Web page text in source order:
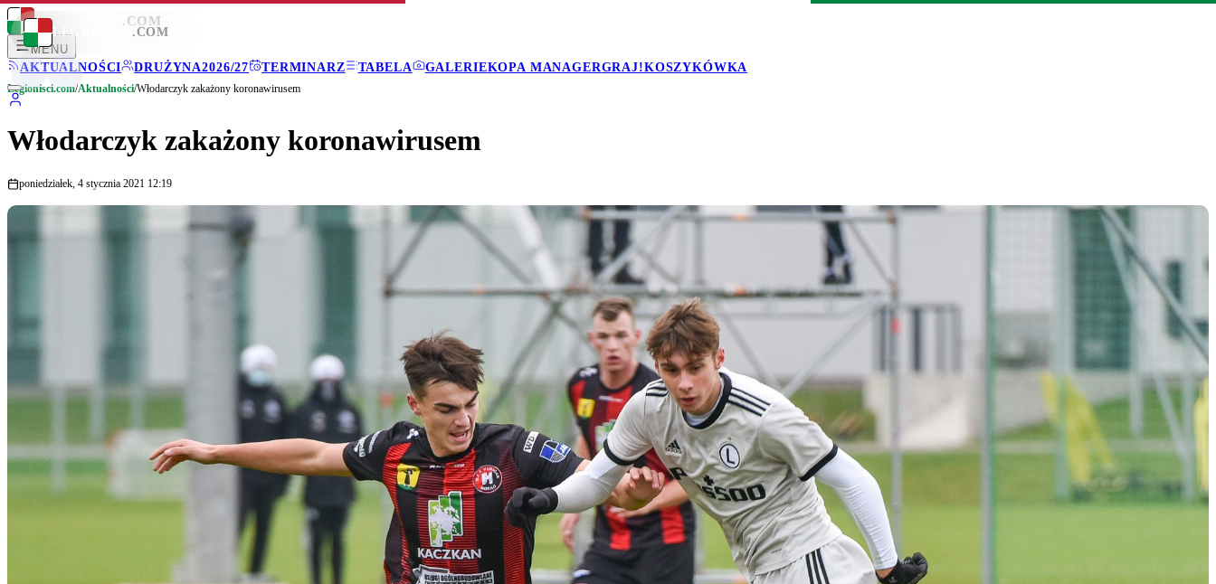
LEGIONISCI .COM
MENU
AKTUALNOŚCI
DRUŻYNA2026/27 TERMINARZ TABELA GALERIEKOPA MANAGERGRAJ!KOSZYKÓWKA
LEGIONISCI .COM
Legionisci.com/Aktualności/Włodarczyk zakażony koronawirusem
Włodarczyk zakażony koronawirusem
poniedziałek, 4 stycznia 2021 12:19